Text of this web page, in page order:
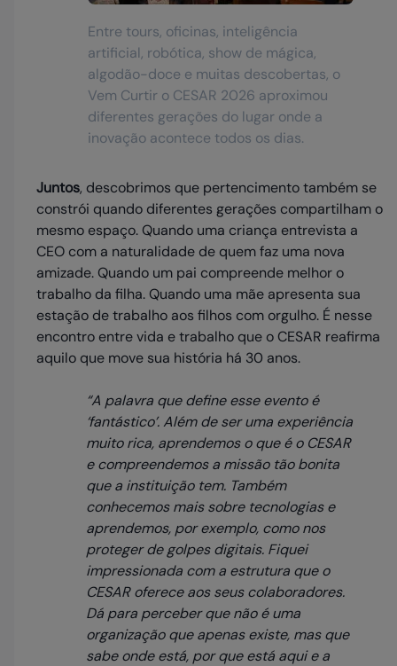
Entre tours, oficinas, inteligência
artificial, robótica, show de mágica,
algodão-doce e muitas descobertas, o
Vem Curtir o CESAR 2026 aproximou
diferentes gerações do lugar onde a
inovação acontece todos os dias.
Juntos, descobrimos que pertencimento também se
constrói quando diferentes gerações compartilham o
mesmo espaço. Quando uma criança entrevista a
CEO com a naturalidade de quem faz uma nova
amizade. Quando um pai compreende melhor o
trabalho da filha. Quando uma mãe apresenta sua
estação de trabalho aos filhos com orgulho. É nesse
encontro entre vida e trabalho que o CESAR reafirma
aquilo que move sua história há 30 anos.
“A palavra que define esse evento é
‘fantástico’. Além de ser uma experiência
muito rica, aprendemos o que é o CESAR
e compreendemos a missão tão bonita
que a instituição tem. Também
conhecemos mais sobre tecnologias e
aprendemos, por exemplo, como nos
proteger de golpes digitais. Fiquei
impressionada com a estrutura que o
CESAR oferece aos seus colaboradores.
Dá para perceber que não é uma
organização que apenas existe, mas que
sabe onde está, por que está aqui e a